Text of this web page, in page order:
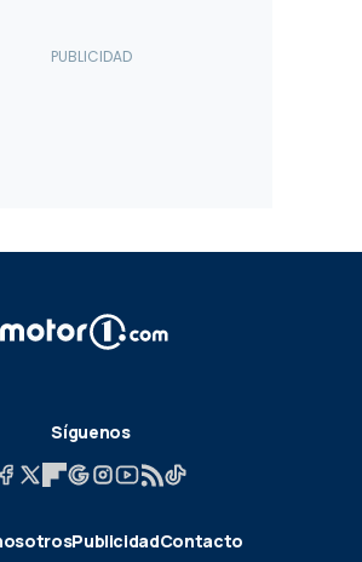
Síguenos
PublicidadContacto